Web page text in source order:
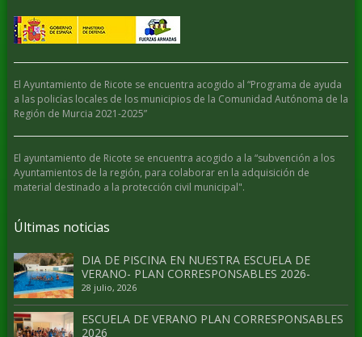
El Ayuntamiento de Ricote se encuentra acogido al “Programa de ayuda
a las policías locales de los municipios de la Comunidad Autónoma de la
Región de Murcia 2021-2025”
El ayuntamiento de Ricote se encuentra acogido a la “subvención a los
Ayuntamientos de la región, para colaborar en la adquisición de
material destinado a la protección civil municipal".
Últimas noticias
DIA DE PISCINA EN NUESTRA ESCUELA DE
VERANO- PLAN CORRESPONSABLES 2026-
28 julio, 2026
ESCUELA DE VERANO PLAN CORRESPONSABLES
2026